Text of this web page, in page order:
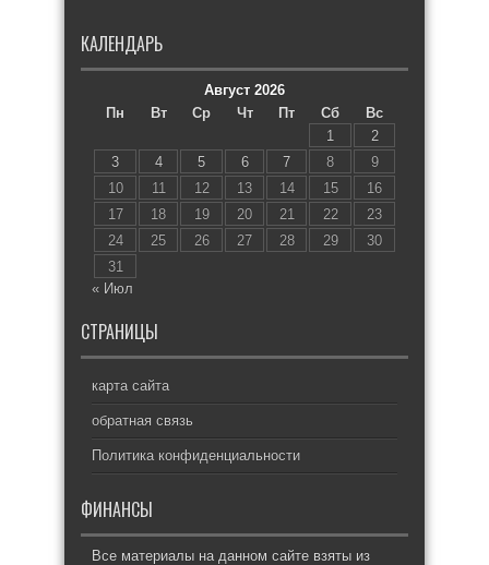
КАЛЕНДАРЬ
Август 2026
Пн
Вт Ср Чт Пт Сб
Вс
1
2
3
4 5 6 7 8
9
10
11 12 13 14 15
16
17
18 19 20 21 22
23
24
25 26 27 28 29
30
31
« Июл
СТРАНИЦЫ
карта сайта
обратная связь
Политика конфиденциальности
ФИНАНСЫ
Все материалы на данном сайте взяты из